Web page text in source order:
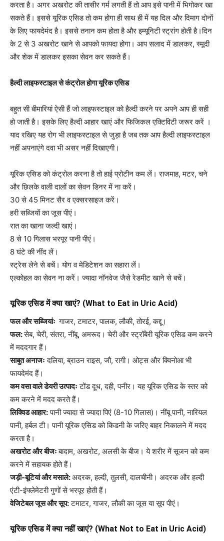
करता है। अगर अखरोट की तासीर गर्म लगती हैं तो आप इसे पानी में भिगोकर खा
सकते हैं। इससे यूरिक एसिड तो कम होगा ही साथ ही में यह दिल और दिमाग दोनों
के लिए फायदेमंद है। इससे तनान कम होता है और इम्यूनिटी स्ट्रांग होती है।दिन
के 2 से 3 अखरोट खाने से आपको फायदा होगा। आप सलाद में डालकर, स्मूदी
और शेक में डालकर इसका सेवन कर सकते हैं।
हैल्दी लाइफस्टाइल से कंट्रोल होगा यूरिक एसिड
बहुत सी बीमारियां ऐसी हैं जो लाइफस्टाइल को हैल्दी करने पर अपने आप ही सही
हो जाती है। इसके लिए हैल्दी आहार खाएं और फिजिकल एक्टिविटी जरूर करें ।
याद रखिए यह रोग भी लाइफस्टाइल से जुड़ा है जब तक आप हैल्दी लाइफस्टाइल
नहीं अपनाएंगे दवा भी असर नहीं दिखाएगी।
यूरिक एसिड को कंट्रोल करना है तो हाई प्रोटीन कम लें। राजमाह, मटर, चने
और छिलके वाली दालों का सेवन डिनर में ना करें।
30 से 45 मिनट सैर व एक्सरसाइज करें।
हरी सब्जियों का जूस पीएं।
रात का खाना जल्दी खाएं।
8 से 10 गिलास भरपूर पानी पीएं।
8 घंटे की नींद लें।
स्ट्रेस लेने से बचें। योग व मेडिटेशन का सहारा लें।
एल्कोहल का सेवन ना करें। ज्यादा नॉनवेज जैसे रेडमीट खाने से बचें।
यूरिक एसिड में क्या खाएं? (What to Eat in Uric Acid)
फल और सब्जियांः गाजर, टमाटर, पालक, लौकी, तोरई, कद्दू।
फल:सेब, चेरी, संतरा, नींबू, अमरूद। चेरी और स्ट्रॉबेरी यूरिक एसिड कम करने
में मददगार हैं।
साबुत अनाजः दलिया, ब्राउन राइस, जौ, रागी। ओट्स और क्विनोआ भी
फायदेमंद हैं।
कम वसा वाले डेयरी उत्पादः टोंड दूध, दही, पनीर। यह यूरिक एसिड के स्तर को
कम करने में मदद करते हैं।
लिक्विड आहार:पानी ज्यादा से ज्यादा पिएं (8-10 गिलास)। नींबू पानी, नारियल
पानी, हर्बल टी। पानी यूरिक एसिड को किडनी के जरिए बाहर निकालने में मदद
करता है।
अखरोट और बीजःबादाम, अखरोट, अलसी के बीज। ये शरीर में सूजन को कम
करने में सहायक होते हैं।
जड़ी-बूटियां और मसाले:अदरक, हल्दी, तुलसी, दालचीनी। अदरक और हल्दी
एंटी-इंफ्लेमेटरी गुणों से भरपूर होती हैं।
वेजिटेबल जूस और सूप:टमाटर, गाजर, लौकी का जूस या सूप पीएं।
यूरिक एसिड में क्या नहीं खाएं? (What Not to Eat in Uric Acid)